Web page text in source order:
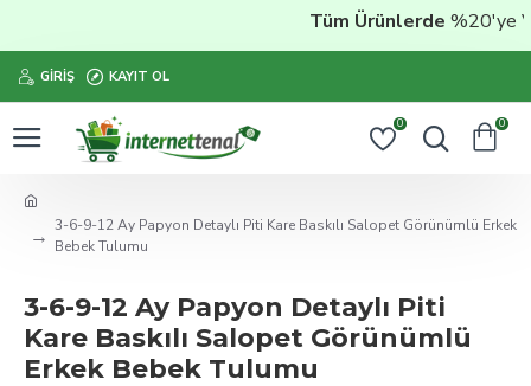
Tüm Ürünlerde%20'ye
GIRIŞ KAYIT OL
0 0
3-6-9-12 Ay Papyon Detaylı Piti Kare Baskılı Salopet Görünümlü Erkek
Bebek Tulumu
3-6-9-12 Ay Papyon Detaylı Piti
Kare Baskılı Salopet Görünümlü
Erkek Bebek Tulumu